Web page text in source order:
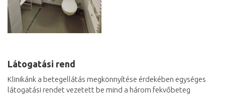
Látogatási rend
Klinikánk a betegellátás megkönnyítése érdekében egységes
látogatási rendet vezetett be mind a három fekvőbeteg